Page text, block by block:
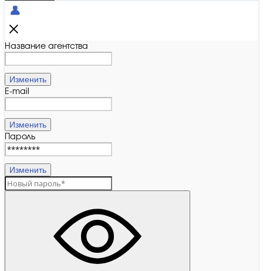
Название агентства
Изменить
E-mail
Изменить
Пароль
Изменить